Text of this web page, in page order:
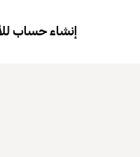
إنشاء حساب